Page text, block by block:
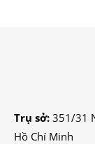
Trụ sở: 351/31
Hồ Chí Minh